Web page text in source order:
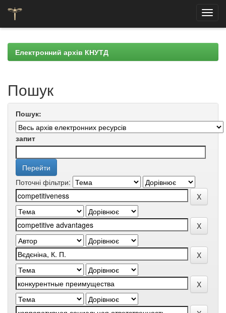
navigationЕлектронний архів КНУТД
Пошук
Пошук:
запит
Поточні фільтри: